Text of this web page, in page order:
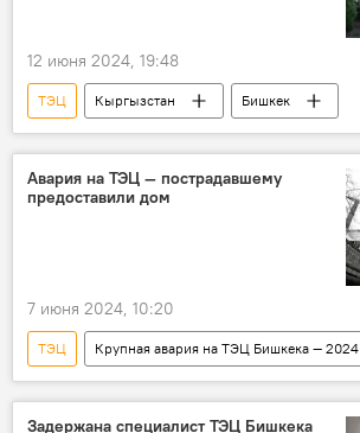
12 июня 2024, 19:48
ТЭЦ Кыргызстан
Бишкек
ОАО "Бишкектеплосеть"
Таалайбек Байгазиев
Авария на ТЭЦ — пострадавшему
предоставили дом
7 июня 2024, 10:20
ТЭЦ
Крупная авария на ТЭЦ Бишкека — 2024
Кыргызстан
Бишкек
авария
помощь
пострадавший
Задержана специалист ТЭЦ Бишкека